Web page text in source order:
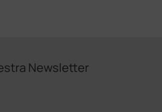
Newsletter